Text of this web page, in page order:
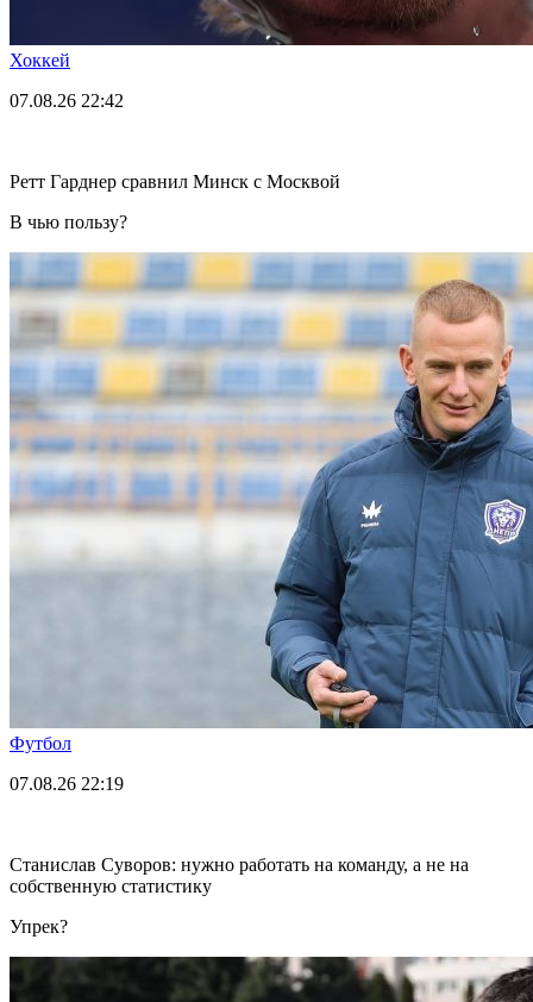
Хоккей
07.08.26 22:42
Ретт Гарднер сравнил Минск с Москвой
В чью пользу?
Футбол
07.08.26 22:19
Станислав Суворов: нужно работать на команду, а не на
собственную статистику
Упрек?